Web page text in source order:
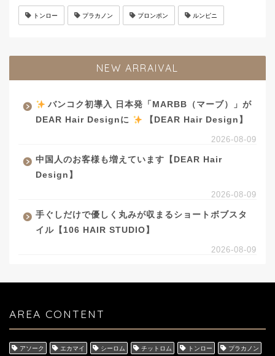
トンロー プラカノン プロンポン ルンピニ
NEW ARRAIVAL
バンコク初導入 日本発「MARBB（マーブ）」が
DEAR Hair Designに
【DEAR Hair Design】
2026-08-09
中国人のお客様も増えています【DEAR Hair
Design】
2026-08-09
手ぐしだけで優しく丸みが収まるショートボブスタ
イル【106 HAIR STUDIO】
2026-08-09
AREA CONTENT
アソーク エカマイ シーロム チットロム トンロー プラカノン